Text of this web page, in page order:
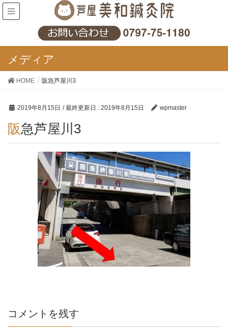
メディア
HOME 阪急芦屋川3
2019年8月15日 / 最終更新日 : 2019年8月15日 wpmaster
阪急芦屋川3
コメントを残す